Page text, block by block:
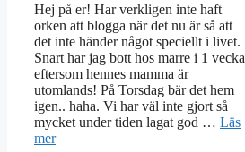
Hej på er! Har verkligen inte haft
orken att blogga när det nu är så att
det inte händer något speciellt i livet.
Snart har jag bott hos marre i 1 vecka
eftersom hennes mamma är
utomlands! På Torsdag bär det hem
igen.. haha. Vi har väl inte gjort så
mycket under tiden lagat god … Läs
mer